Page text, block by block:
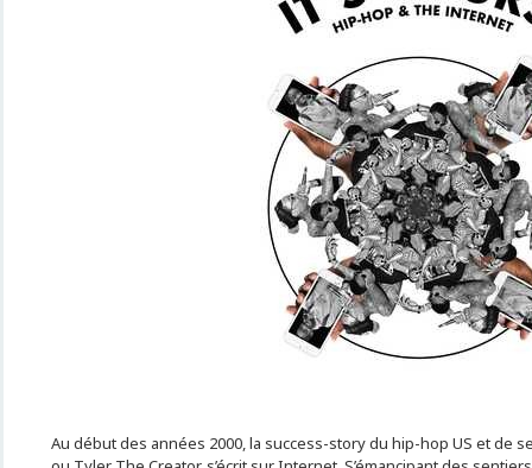
Au début des années 2000, la success-story du hip-hop US et de